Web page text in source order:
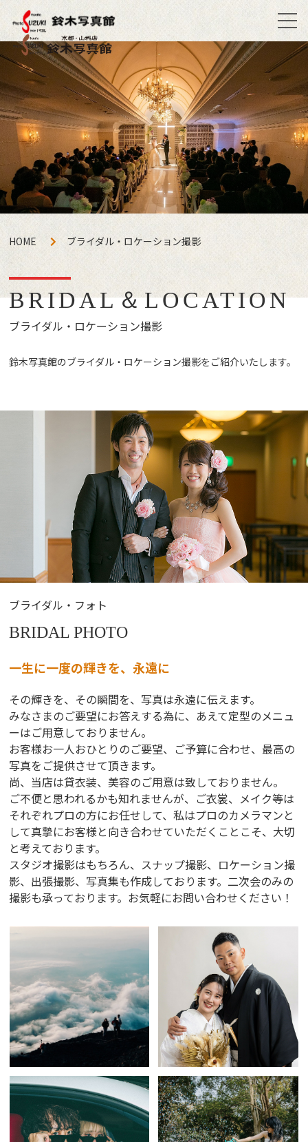
HOME ブライダル・ロケーション撮影
BRIDAL＆LOCATION
ブライダル・ロケーション撮影
鈴木写真館のブライダル・ロケーション撮影をご紹介いたします。
ブライダル・フォト
BRIDAL PHOTO
一生に一度の輝きを、永遠に
その輝きを、その瞬間を、写真は永遠に伝えます。
みなさまのご要望にお答えする為に、あえて定型のメニュ
ーはご用意しておりません。
お客様お一人おひとりのご要望、ご予算に合わせ、最高の
写真をご提供させて頂きます。
尚、当店は貸衣装、美容のご用意は致しておりません。
ご不便と思われるかも知れませんが、ご衣裳、メイク等は
それぞれプロの方にお任せして、私はプロのカメラマンと
して真摯にお客様と向き合わせていただくことこそ、大切
と考えております。
スタジオ撮影はもちろん、スナップ撮影、ロケーション撮
影、出張撮影、写真集も作成しております。二次会のみの
撮影も承っております。お気軽にお問い合わせください！